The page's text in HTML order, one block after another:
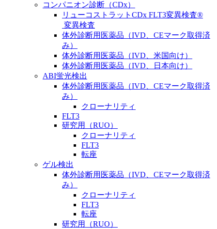
コンパニオン診断（CDx）
リューコストラットCDx FLT3変異検査®
変異検査
体外診断用医薬品（IVD、CEマーク取得済
み）
体外診断用医薬品（IVD、米国向け）
体外診断用医薬品（IVD、日本向け）
ABI蛍光検出
体外診断用医薬品（IVD、CEマーク取得済
み）
クローナリティ
FLT3
研究用（RUO）
クローナリティ
FLT3
転座
ゲル検出
体外診断用医薬品（IVD、CEマーク取得済
み）
クローナリティ
FLT3
転座
研究用（RUO）